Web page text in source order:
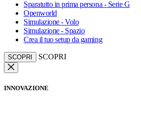
Sparatutto in prima persona - Serie G
Openworld
Simulazione - Volo
Simulazione - Spazio
Crea il tuo setup da gaming
SCOPRI SCOPRI
INNOVAZIONE